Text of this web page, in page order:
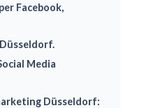
Facebook,
Media
Düsseldorf: